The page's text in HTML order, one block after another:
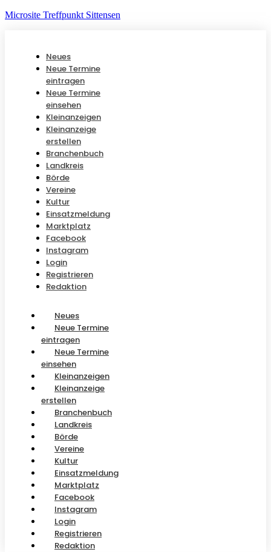
Microsite Treffpunkt Sittensen
Neues
Neue Termine
eintragen
Neue Termine
einsehen
Kleinanzeigen
Kleinanzeige
erstellen
Branchenbuch
Landkreis
Börde
Vereine
Kultur
Einsatzmeldung
Marktplatz
Facebook
Instagram
Login
Registrieren
Redaktion
Neues
Neue Termine
eintragen
Neue Termine
einsehen
Kleinanzeigen
Kleinanzeige
erstellen
Branchenbuch
Landkreis
Börde
Vereine
Kultur
Einsatzmeldung
Marktplatz
Facebook
Instagram
Login
Registrieren
Redaktion